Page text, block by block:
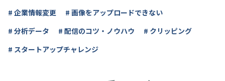
# 企業情報変更
# 画像をアップロードできない
# 分析データ
# 配信のコツ・ノウハウ
# クリッピング
# スタートアップチャレンジ